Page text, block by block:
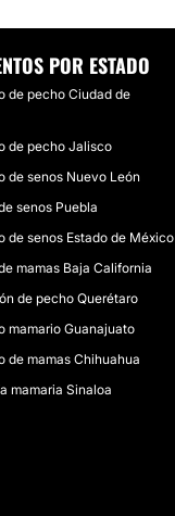
POR ESTADO
de pecho Ciudad de
de pecho Jalisco
de senos Nuevo León
senos Puebla
de senos Estado de México
mamas Baja California
de pecho Querétaro
mamario Guanajuato
de mamas Chihuahua
mamaria Sinaloa